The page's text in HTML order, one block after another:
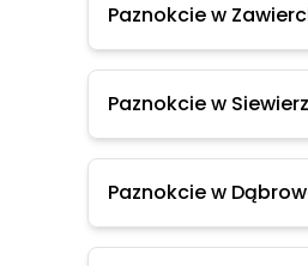
Paznokcie w
Paznokcie w Siewierz
Paznokcie w